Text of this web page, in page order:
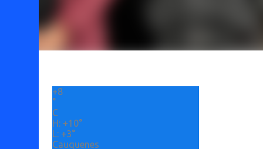
+8
°
C
H: +10°
L: +3°
Cauquenes